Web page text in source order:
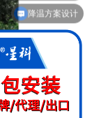
降温方案设计